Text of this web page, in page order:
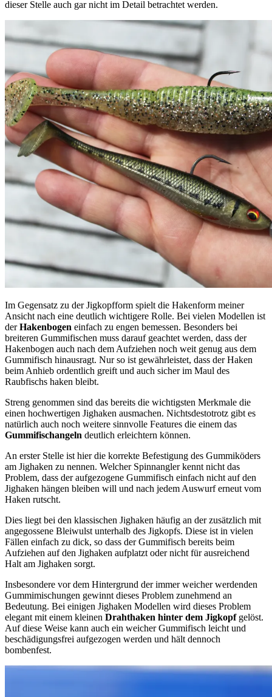
dieser Stelle auch gar nicht im Detail betrachtet werden.
Im Gegensatz zu der Jigkopfform spielt die Hakenform meiner
Ansicht nach eine deutlich wichtigere Rolle. Bei vielen Modellen ist
derHakenbogen einfach zu engen bemessen. Besonders bei
breiteren Gummifischen muss darauf geachtet werden, dass der
Hakenbogen auch nach dem Aufziehen noch weit genug aus dem
Gummifisch hinausragt. Nur so ist gewährleistet, dass der Haken
beim Anhieb ordentlich greift und auch sicher im Maul des
Raubfischs haken bleibt.
Streng genommen sind das bereits die wichtigsten Merkmale die
einen hochwertigen Jighaken ausmachen. Nichtsdestotrotz gibt es
natürlich auch noch weitere sinnvolle Features die einem das
Gummifischangeln deutlich erleichtern können.
An erster Stelle ist hier die korrekte Befestigung des Gummiköders
am Jighaken zu nennen. Welcher Spinnangler kennt nicht das
Problem, dass der aufgezogene Gummifisch einfach nicht auf den
Jighaken hängen bleiben will und nach jedem Auswurf erneut vom
Haken rutscht.
Dies liegt bei den klassischen Jighaken häufig an der zusätzlich mit
angegossene Bleiwulst unterhalb des Jigkopfs. Diese ist in vielen
Fällen einfach zu dick, so dass der Gummifisch bereits beim
Aufziehen auf den Jighaken aufplatzt oder nicht für ausreichend
Halt am Jighaken sorgt.
Insbesondere vor dem Hintergrund der immer weicher werdenden
Gummimischungen gewinnt dieses Problem zunehmend an
Bedeutung. Bei einigen Jighaken Modellen wird dieses Problem
elegant mit einem kleinen Drahthaken hinter dem Jigkopfgelöst.
Auf diese Weise kann auch ein weicher Gummifisch leicht und
beschädigungsfrei aufgezogen werden und hält dennoch
bombenfest.